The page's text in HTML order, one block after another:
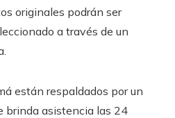
originales podrán ser
a través de un
están respaldados por un
brinda asistencia las 24